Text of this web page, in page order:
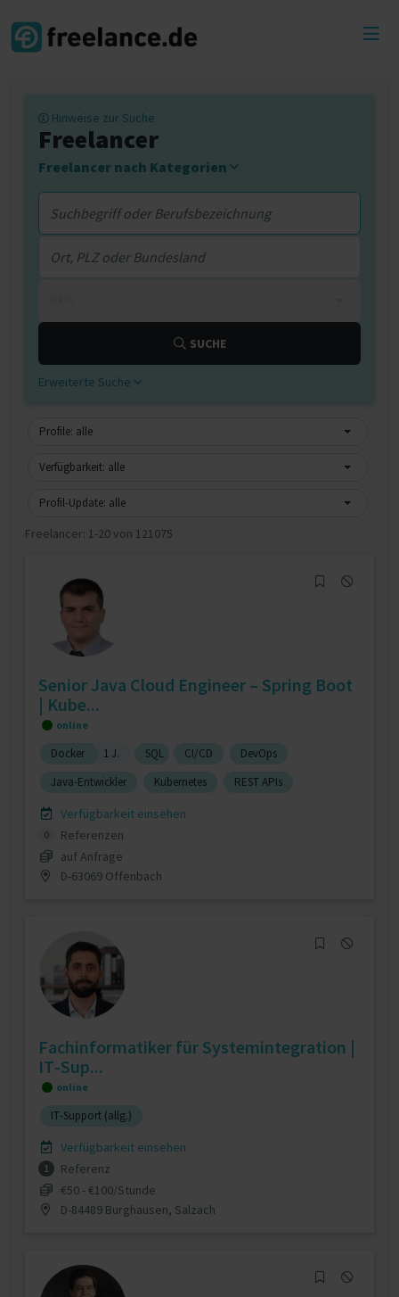
Hinweise zur Suche
Freelancer
Freelancer nach Kategorien
SUCHE
Erweiterte Suche
Profile: alle
Verfügbarkeit: alle
Profil-Update: alle
Freelancer: 1-20 von 121075
Senior Java Cloud Engineer – Spring Boot
| Kube...
online
Docker 1 J. SQL CI/CD
DevOps
Java-Entwickler
Kubernetes REST APIs
Verfügbarkeit einsehen
0
Referenzen
auf Anfrage
D-63069 Offenbach
Fachinformatiker für Systemintegration |
IT-Sup...
online
IT-Support (allg.)
Verfügbarkeit einsehen
1
Referenz
€50 - €100/Stunde
D-84489 Burghausen, Salzach